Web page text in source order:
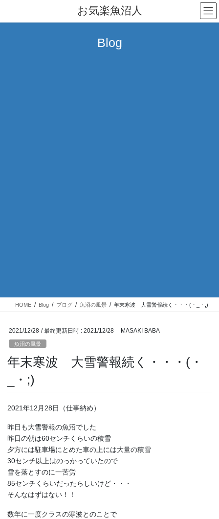
テ
ゲ
お気楽魚沼人
Blog
HOME Blog ブログ 魚沼の風景 年末寒波 大雪警報続く・・・(・_・;)
2021/12/28 / 最終更新日時 : 2021/12/28 MASAKI BABA
魚沼の風景
年末寒波 大雪警報続く・・・(・
_・;)
2021年12月28日（仕事納め）
昨日も大雪警報の魚沼でした
昨日の朝は60センチくらいの積雪
夕方には駐車場にとめた車の上には大量の積雪
30センチ以上はのっかっていたので
雪を落とすのに一苦労
85センチくらいだったらしいけど・・・
そんなはずはない！！
数年に一度クラスの寒波とのことで